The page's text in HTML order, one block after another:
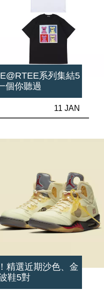
系列集結5
個你聽過
11 JAN
精選近期沙色、金
鞋5對